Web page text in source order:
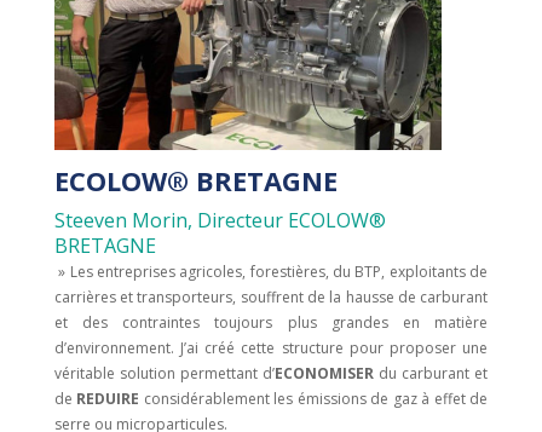
ECOLOW® BRETAGNE
Steeven Morin, Directeur ECOLOW®
BRETAGNE
» Les entreprises agricoles, forestières, du BTP, exploitants de
carrières et transporteurs, souffrent de la hausse de carburant
et des contraintes toujours plus grandes en matière
d’environnement. J’ai créé cette structure pour proposer une
véritable solution permettant d’ECONOMISER du carburant et
de REDUIRE considérablement les émissions de gaz à effet de
serre ou microparticules.